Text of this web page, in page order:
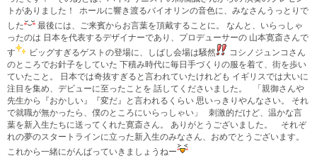
トがありました！
ホールに響き渡るバイオリンの音色に、みなさんうっとりで
した
最後には、ご来賓からお言葉を頂戴することに。 なんと、いらっしゃ
ったのは 日本を代表するデザイナーであり、プロデューサーの 山本寛斎さんで
す
ビッグすぎるゲストの登場に、しばし会場は騒然
コシノジュンコさん
のところでお針子をしていた 下積み時代に毎日手づくりの服を着て、街を歩い
ていたこと。 日本では奇抜すぎると言われていたけれども イギリスでは大いに
注目を集め、デビューに至ったことを 話してくださいました。 「親御さんや
先生から『おかしい』『変だ』と言われるくらい 思いっきりやんなさい。 それ
で就職が無かったら、僕のところにいらっしゃい」 刺激的だけど、温かな言
葉を新入生たちに送ってくれた寛斎さん。 ありがとうございました。
それぞ
れの夢のスタートラインに立った新入生のみなさん、おめでとうございます。
これから一緒にがんばっていきましょうねー